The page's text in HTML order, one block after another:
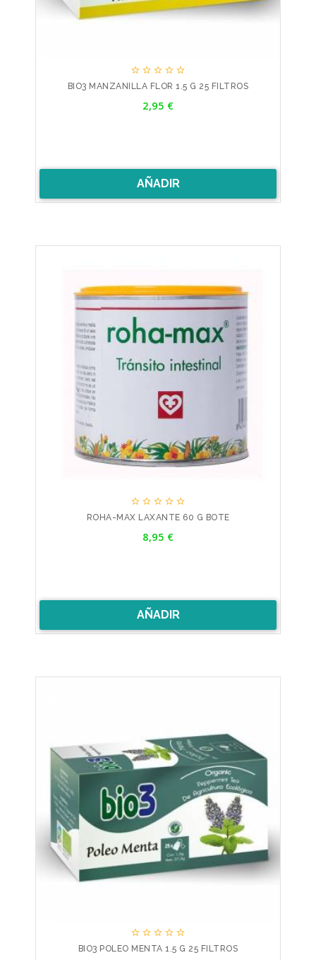
    
BIO3 MANZANILLA FLOR 1.5 G 25 FILTROS
2,95 €
AÑADIR
    
ROHA-MAX LAXANTE 60 G BOTE
8,95 €
AÑADIR
    
BIO3 POLEO MENTA 1.5 G 25 FILTROS